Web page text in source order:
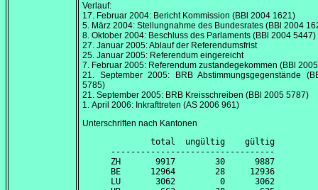
Verlauf:
17. Februar 2004: Bericht Kommission (BBl 2004 1621)
5. März 2004: Stellungnahme des Bundesrates (BBl 2004
8. Oktober 2004: Beschluss des Parlaments (BBl 2004 5447)
27. Januar 2005: Ablauf der Referendumsfrist
25. Januar 2005: Referendum eingereicht
7. Februar 2005: Referendum zustandegekommen (BBl
21. September 2005: BRB Abstimmungsgegenstände
5785)
21. September 2005: BRB Kreisschreiben (BBl 2005 5787)
1. April 2006: Inkrafttreten (AS 2006 961)
Unterschriften nach Kantonen
        total  ungültig    gültig
---------------------------------
ZH       9917        30      9887
BE      12964        28     12936
LU       3062         0      3062